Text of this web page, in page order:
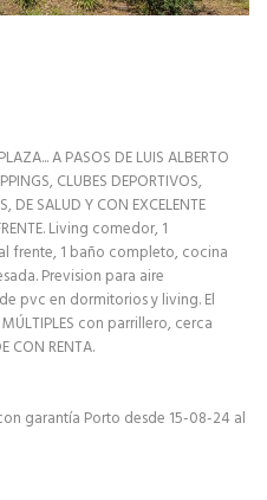
A PASOS DE LUIS ALBERTO
CLUBES DEPORTIVOS,
DE SALUD Y CON EXCELENTE
Living comedor, 1
frente, 1 baño completo, cocina
Prevision para aire
pvc en dormitorios y living. El
con parrillero, cerca
CON RENTA.
garantía Porto desde 15-08-24 al